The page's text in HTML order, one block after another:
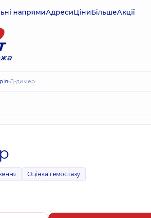
напрямиАдресиЦіниБільшеАкції
Д-димер
Оцінка гемостазу